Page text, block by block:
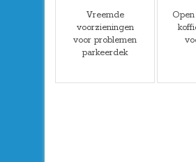
Vreemde
voorzieningen
voor problemen
parkeerdek